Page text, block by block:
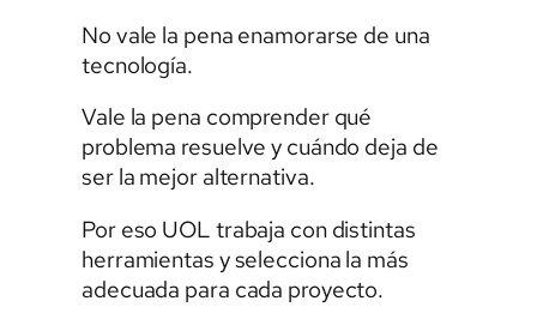
No vale la pena enamorarse de una
tecnología.
Vale la pena comprender qué
problema resuelve y cuándo deja de
ser la mejor alternativa.
Por eso UOL trabaja con distintas
herramientas y selecciona la más
adecuada para cada proyecto.